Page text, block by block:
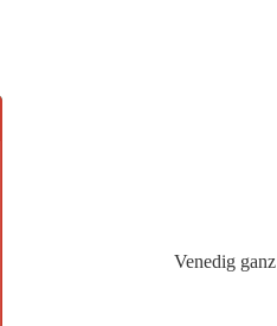
Venedig